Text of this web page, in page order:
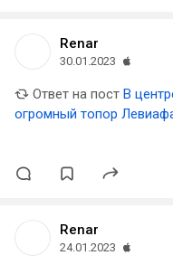
Renar
30.01.2023
Ответ на пост В
огромный топор
Renar
24.01.2023